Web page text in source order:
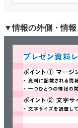
▼情報の外側・情報